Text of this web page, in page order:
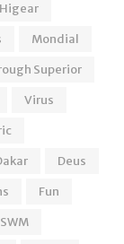
Higear
Mondial
Superior
Virus
Deus
Fun
SWM